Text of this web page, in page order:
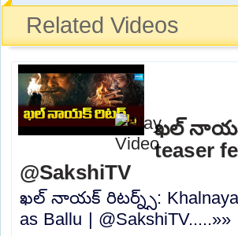
Related Videos
ఖల్ నాయక్
teaser
@SakshiTV
ఖల్ నాయక్ రిటర్న్స్:
as Ballu | @SakshiTV.....»»